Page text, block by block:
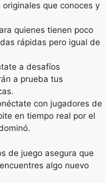
que conoces y
quienes tienen poco
rápidas pero igual de
a desafíos
a prueba tus
con jugadores de
en tiempo real por el
de juego asegura que
algo nuevo